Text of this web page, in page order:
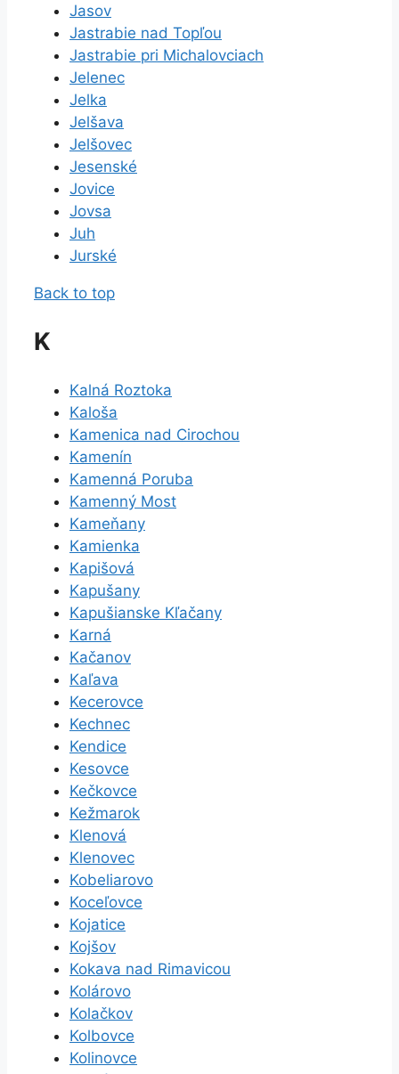
Jasov
Jastrabie nad Topľou
Jastrabie pri Michalovciach
Jelenec
Jelka
Jelšava
Jelšovec
Jesenské
Jovice
Jovsa
Juh
Jurské
Back to top
K
Kalná Roztoka
Kaloša
Kamenica nad Cirochou
Kamenín
Kamenná Poruba
Kamenný Most
Kameňany
Kamienka
Kapišová
Kapušany
Kapušianske Kľačany
Karná
Kačanov
Kaľava
Kecerovce
Kechnec
Kendice
Kesovce
Kečkovce
Kežmarok
Klenová
Klenovec
Kobeliarovo
Koceľovce
Kojatice
Kojšov
Kokava nad Rimavicou
Kolárovo
Kolačkov
Kolbovce
Kolinovce